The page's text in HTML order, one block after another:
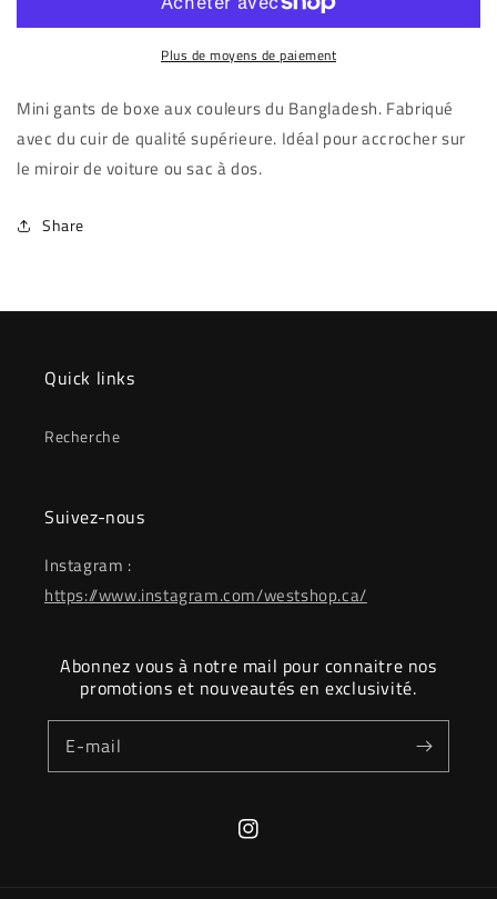
gants
Plus de moyens de paiement
Mini gants de boxe aux couleurs du Bangladesh. Fabriqué
avec du cuir de qualité supérieure. Idéal pour accrocher sur
le miroir de voiture ou sac à dos.
Share
Quick links
Recherche
Suivez-nous
Instagram :
https://www.instagram.com/westshop.ca/
Abonnez vous à notre mail pour connaitre nos
promotions et nouveautés en exclusivité.
E-mail
Instagram